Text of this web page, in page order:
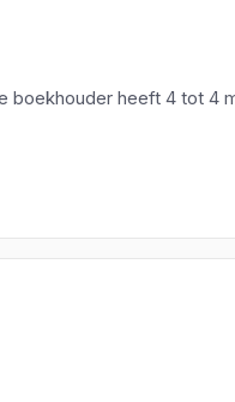
boekhouder heeft 4 tot 4